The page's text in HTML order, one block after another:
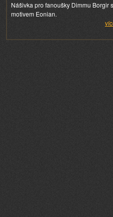
Nášivka pro fanoušky Dimmu Borgir s
motivem Eonian.